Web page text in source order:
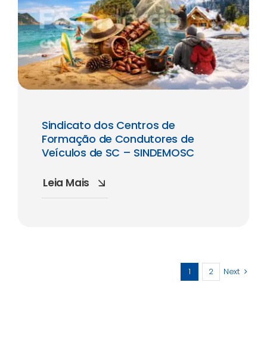
Sindicato dos Centros de
Formação de Condutores de
Veículos de SC – SINDEMOSC
Leia Mais
1 2 Next